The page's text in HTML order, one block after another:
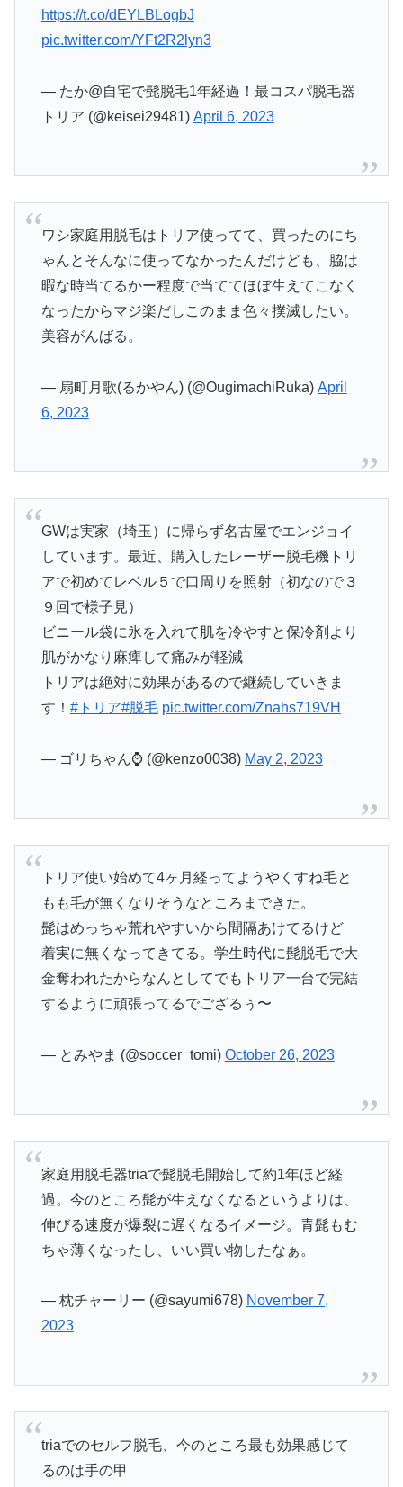
https://t.co/dEYLBLogbJ
pic.twitter.com/YFt2R2lyn3
— たか@自宅で髭脱毛1年経過！最コスパ脱毛器
トリア (@keisei29481) April 6, 2023
ワシ家庭用脱毛はトリア使ってて、買ったのにち
ゃんとそんなに使ってなかったんだけども、脇は
暇な時当てるかー程度で当ててほぼ生えてこなく
なったからマジ楽だしこのまま色々撲滅したい。
美容がんばる。
— 扇町月歌(るかやん) (@OugimachiRuka) April
6, 2023
GWは実家（埼玉）に帰らず名古屋でエンジョイ
しています。最近、購入したレーザー脱毛機トリ
アで初めてレベル５で口周りを照射（初なので３
９回で様子見）
ビニール袋に氷を入れて肌を冷やすと保冷剤より
肌がかなり麻痺して痛みが軽減
トリアは絶対に効果があるので継続していきま
す！ #トリア#脱毛 pic.twitter.com/Znahs719VH
— ゴリちゃん⌚️ (@kenzo0038) May 2, 2023
トリア使い始めて4ヶ月経ってようやくすね毛と
もも毛が無くなりそうなところまできた。
髭はめっちゃ荒れやすいから間隔あけてるけど
着実に無くなってきてる。学生時代に髭脱毛で大
金奪われたからなんとしてでもトリア一台で完結
するように頑張ってるでござるぅ〜
— とみやま (@soccer_tomi) October 26, 2023
家庭用脱毛器triaで髭脱毛開始して約1年ほど経
過。今のところ髭が生えなくなるというよりは、
伸びる速度が爆裂に遅くなるイメージ。青髭もむ
ちゃ薄くなったし、いい買い物したなぁ。
— 枕チャーリー (@sayumi678) November 7,
2023
triaでのセルフ脱毛、今のところ最も効果感じて
るのは手の甲